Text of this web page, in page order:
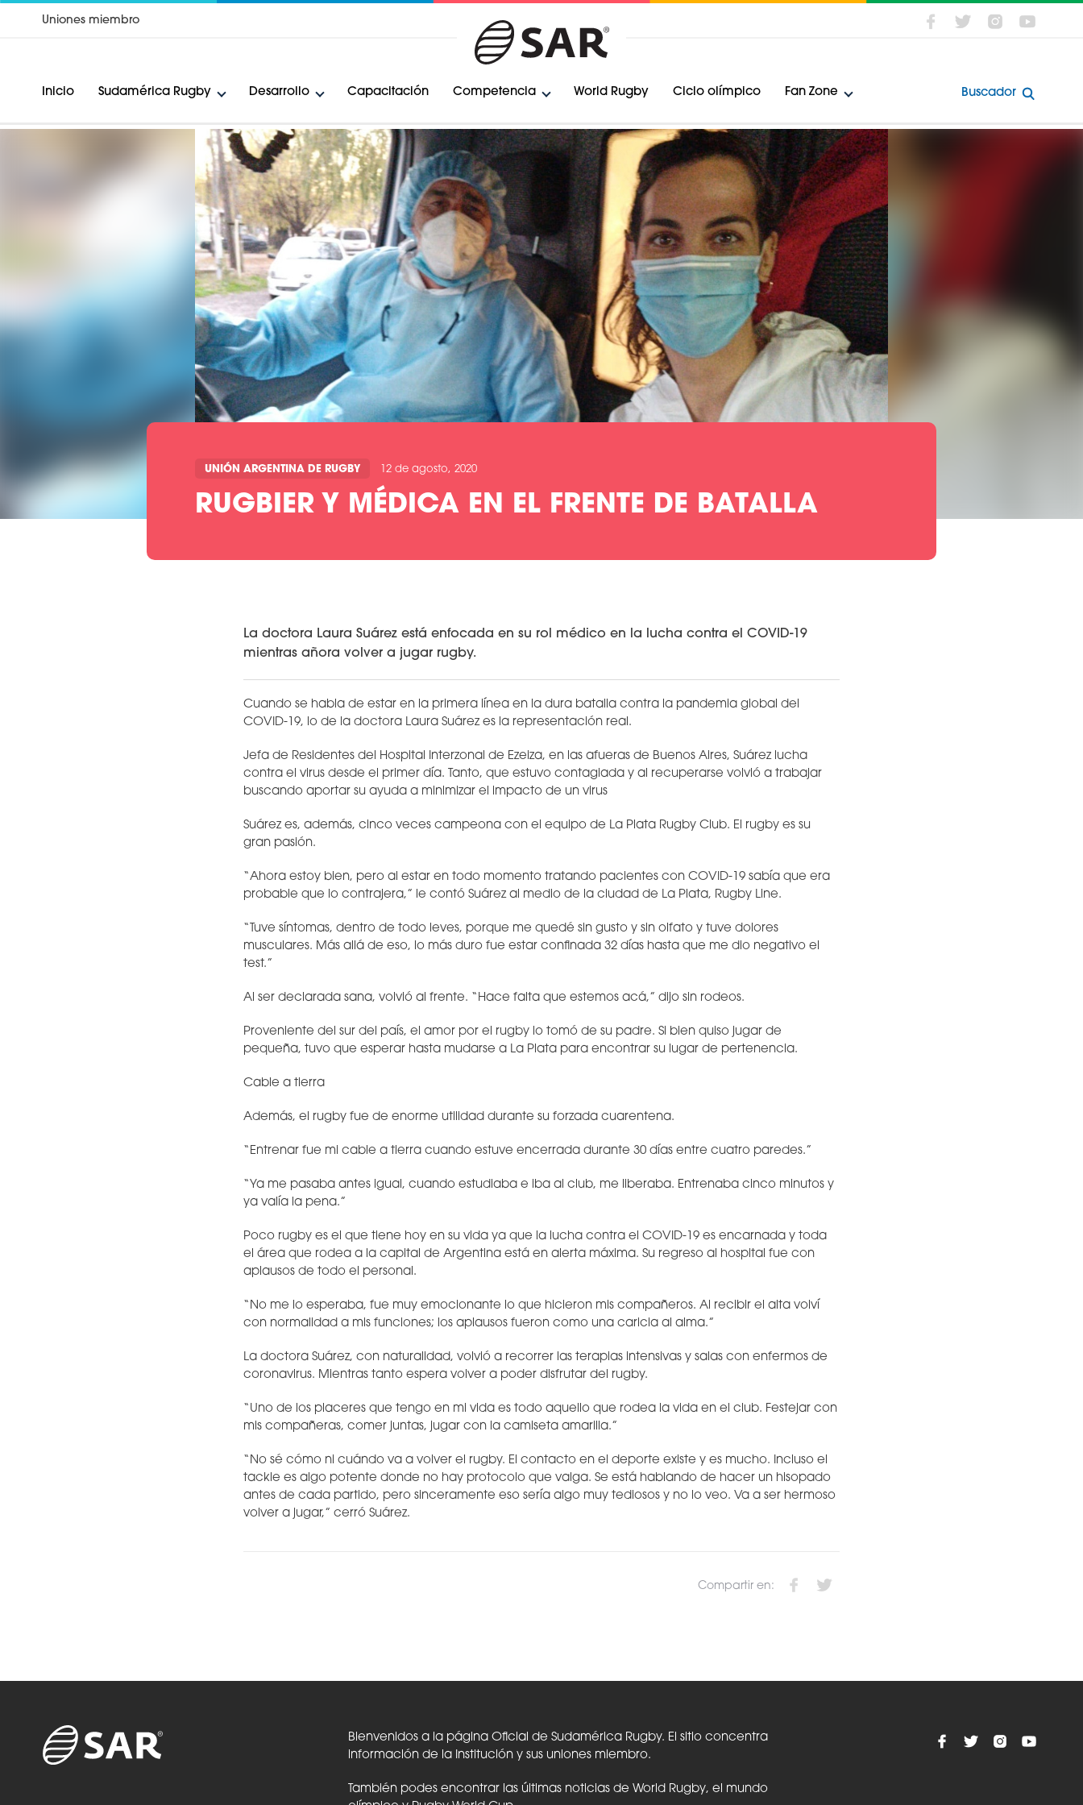
Uniones miembro
Inicio Sudamérica Rugby Desarrollo Capacitación Competencia World Rugby Ciclo olímpico Fan Zone Buscador
UNIÓN ARGENTINA DE RUGBY 12 de agosto, 2020
RUGBIER Y MÉDICA EN EL FRENTE DE BATALLA
La doctora Laura Suárez está enfocada en su rol médico en la lucha contra el COVID-19
mientras añora volver a jugar rugby.
Cuando se habla de estar en la primera línea en la dura batalla contra la pandemia global del
COVID-19, lo de la doctora Laura Suárez es la representación real.
Jefa de Residentes del Hospital Interzonal de Ezeiza, en las afueras de Buenos Aires, Suárez lucha
contra el virus desde el primer día. Tanto, que estuvo contagiada y al recuperarse volvió a trabajar
buscando aportar su ayuda a minimizar el impacto de un virus
Suárez es, además, cinco veces campeona con el equipo de La Plata Rugby Club. El rugby es su
gran pasión.
“Ahora estoy bien, pero al estar en todo momento tratando pacientes con COVID-19 sabía que era
probable que lo contrajera,” le contó Suárez al medio de la ciudad de La Plata, Rugby Line.
“Tuve síntomas, dentro de todo leves, porque me quedé sin gusto y sin olfato y tuve dolores
musculares. Más allá de eso, lo más duro fue estar confinada 32 días hasta que me dio negativo el
test.”
Al ser declarada sana, volvió al frente. “Hace falta que estemos acá,” dijo sin rodeos.
Proveniente del sur del país, el amor por el rugby lo tomó de su padre. Si bien quiso jugar de
pequeña, tuvo que esperar hasta mudarse a La Plata para encontrar su lugar de pertenencia.
Cable a tierra
Además, el rugby fue de enorme utilidad durante su forzada cuarentena.
“Entrenar fue mi cable a tierra cuando estuve encerrada durante 30 días entre cuatro paredes.”
“Ya me pasaba antes igual, cuando estudiaba e iba al club, me liberaba. Entrenaba cinco minutos y
ya valía la pena.”
Poco rugby es el que tiene hoy en su vida ya que la lucha contra el COVID-19 es encarnada y toda
el área que rodea a la capital de Argentina está en alerta máxima. Su regreso al hospital fue con
aplausos de todo el personal.
“No me lo esperaba, fue muy emocionante lo que hicieron mis compañeros. Al recibir el alta volví
con normalidad a mis funciones; los aplausos fueron como una caricia al alma.”
La doctora Suárez, con naturalidad, volvió a recorrer las terapias intensivas y salas con enfermos de
coronavirus. Mientras tanto espera volver a poder disfrutar del rugby.
“Uno de los placeres que tengo en mi vida es todo aquello que rodea la vida en el club. Festejar con
mis compañeras, comer juntas, jugar con la camiseta amarilla.”
“No sé cómo ni cuándo va a volver el rugby. El contacto en el deporte existe y es mucho. Incluso el
tackle es algo potente donde no hay protocolo que valga. Se está hablando de hacer un hisopado
antes de cada partido, pero sinceramente eso sería algo muy tediosos y no lo veo. Va a ser hermoso
volver a jugar,” cerró Suárez.
Compartir en:
Bienvenidos a la página Oficial de Sudamérica Rugby. El sitio concentra
información de la Institución y sus uniones miembro.
También podes encontrar las últimas noticias de World Rugby, el mundo